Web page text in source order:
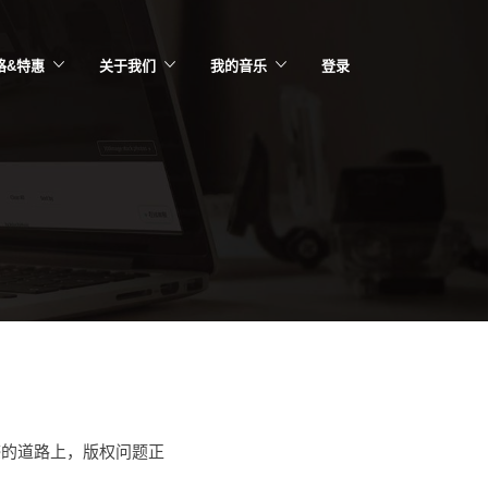
&特惠 关于我们 我的音乐 登录
道路上，版权问题正